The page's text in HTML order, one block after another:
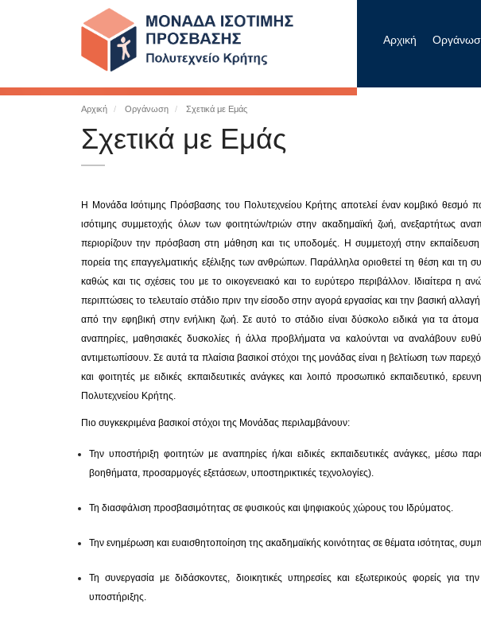
Αρχική
Αρχική Οργάνωση Σχετικά με Εμάς
Σχετικά με Εμάς
Η Μονάδα Ισότιμης Πρόσβασης του Πολυτεχνείου Κρήτης αποτελεί έναν κομβικό θεσμό
ισότιμης συμμετοχής όλων των φοιτητών/τριών στην ακαδημαϊκή ζωή, ανεξαρτήτως
περιορίζουν την πρόσβαση στη μάθηση και τις υποδομές. Η συμμετοχή στην εκπαίδευση
πορεία της επαγγελματικής εξέλιξης των ανθρώπων. Παράλληλα οριοθετεί τη θέση και τη
καθώς και τις σχέσεις του με το οικογενειακό και το ευρύτερο περιβάλλον. Ιδιαίτερα η
περιπτώσεις το τελευταίο στάδιο πριν την είσοδο στην αγορά εργασίας και την βασική
από την εφηβική στην ενήλικη ζωή. Σε αυτό το στάδιο είναι δύσκολο ειδικά για τα
αναπηρίες, μαθησιακές δυσκολίες ή άλλα προβλήματα να καλούνται να αναλάβουν
αντιμετωπίσουν. Σε αυτά τα πλαίσια βασικοί στόχοι της μονάδας είναι η βελτίωση των
και φοιτητές με ειδικές εκπαιδευτικές ανάγκες και λοιπό προσωπικό εκπαιδευτικό,
Πολυτεχνείου Κρήτης.
Πιο συγκεκριμένα βασικοί στόχοι της Μονάδας περιλαμβάνουν:
Την υποστήριξη φοιτητών με αναπηρίες ή/και ειδικές εκπαιδευτικές ανάγκες, μέσω
βοηθήματα, προσαρμογές εξετάσεων, υποστηρικτικές τεχνολογίες).
Τη διασφάλιση προσβασιμότητας σε φυσικούς και ψηφιακούς χώρους του Ιδρύματος.
Την ενημέρωση και ευαισθητοποίηση της ακαδημαϊκής κοινότητας σε θέματα ισότητας,
Τη συνεργασία με διδάσκοντες, διοικητικές υπηρεσίες και εξωτερικούς φορείς για
υποστήριξης.